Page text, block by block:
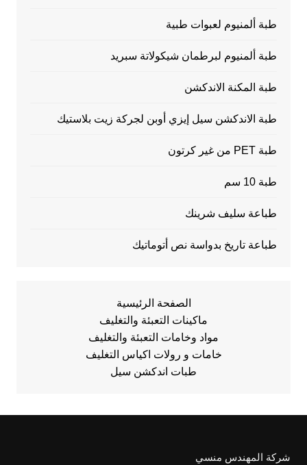
طبة ألمنيوم لعبوات طبية
طبة ألمنيوم لبرطمان شيكولاتة سبريد
طبة المكنة الاندكشن
طبة الاندكشن سيل إيزي أوبن لجركة زيت بلاستيك
طبة PET من غير كرتون
طبة 10 سم
طباعة سليف شرينك
طباعة تاريخ بدواسة نص أتوماتيك
الصفحة الرئيسية
ماكينات التعبئة والتغليف
مواد وخامات التعبئة والتغليف
خامات و رولات اكياس التغليف
طبات اندكشن سيل
شركة المهندس منسي